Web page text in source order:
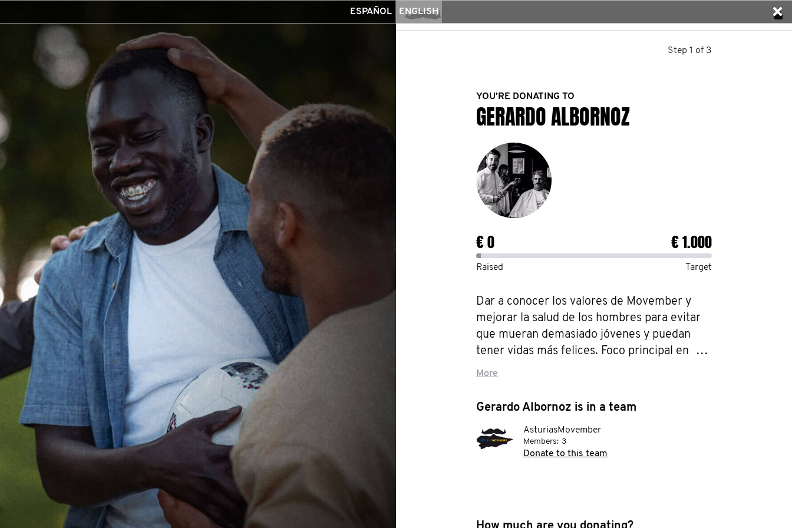
ESPAÑOL ENGLISH
Step 1 of 3
YOU’RE DONATING TO
GERARDO ALBORNOZ
€ 0 € 1.000
Raised Target
Dar a conocer los valores de Movember y
mejorar la salud de los hombres para evitar
que mueran demasiado jóvenes y puedan
tener vidas más felices. Foco principal en
lucha contra el cáncer de próstata, cáncer
suicidio.
More
Gerardo Albornoz is in a team
AsturiasMovember
Members: 3
Donate to this team